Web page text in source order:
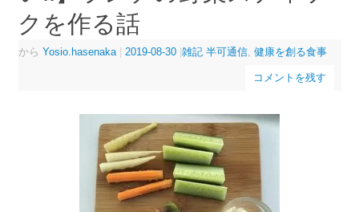
クを作る話
から Yosio.hasenaka 2019-08-30 雑記 半可通信, 健康を創る食事
コメントを残す